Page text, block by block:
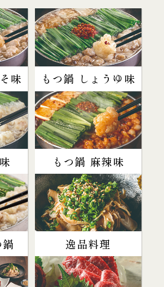
味 もつ鍋 しょうゆ味
もつ鍋 麻辣味
逸品料理